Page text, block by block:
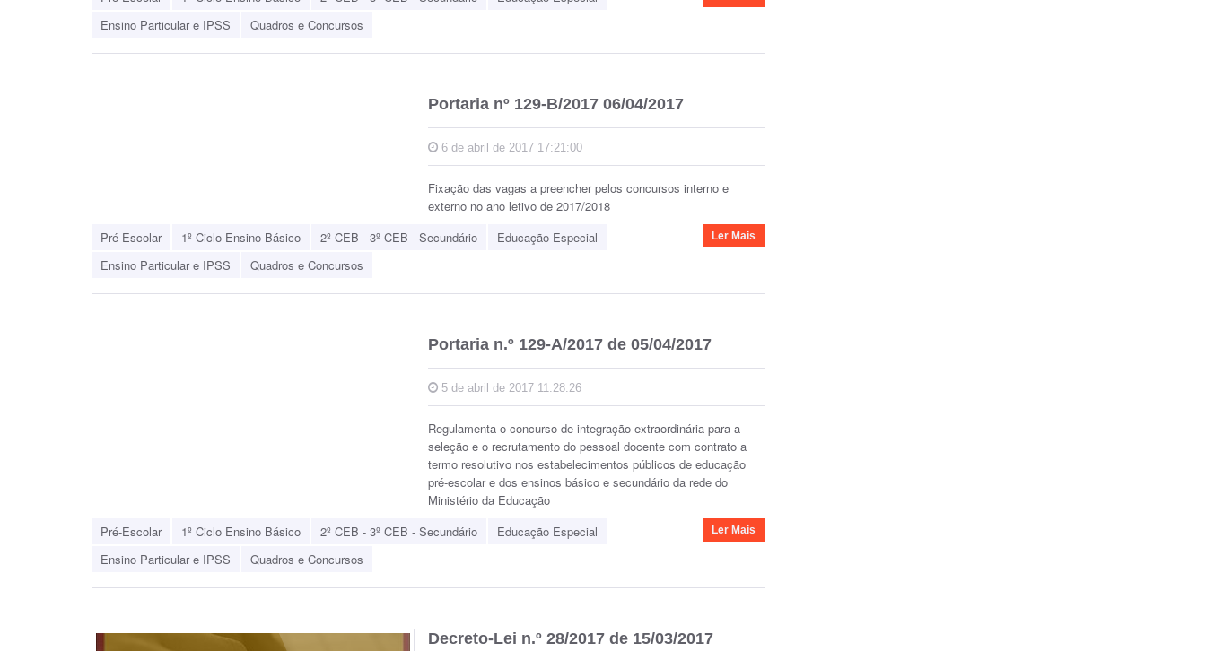
Ensino Particular e IPSS
Quadros e Concursos
Portaria nº 129-B/2017 06/04/2017
6 de abril de 2017 17:21:00
Fixação das vagas a preencher pelos concursos interno e
externo no ano letivo de 2017/2018
Pré-Escolar
1º Ciclo Ensino Básico 2º CEB - 3º CEB - Secundário
Educação Especial
Ensino Particular e IPSS
Quadros e Concursos
Ler Mais
Portaria n.º 129-A/2017 de 05/04/2017
5 de abril de 2017 11:28:26
Regulamenta o concurso de integração extraordinária para a
seleção e o recrutamento do pessoal docente com contrato a
termo resolutivo nos estabelecimentos públicos de educação
pré-escolar e dos ensinos básico e secundário da rede do
Ministério da Educação
Pré-Escolar
1º Ciclo Ensino Básico 2º CEB - 3º CEB - Secundário
Educação Especial
Ensino Particular e IPSS
Quadros e Concursos
Ler Mais
Decreto-Lei n.º 28/2017 de 15/03/2017